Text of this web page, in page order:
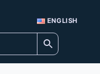
ENGLISH